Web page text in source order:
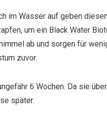
im Wasser auf geben
um ein Black Water
ab und sorgen für
zuvor.
6 Wochen. Da sie
später.